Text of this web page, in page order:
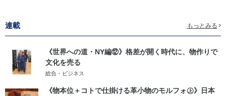
連載 もっとみる
《世界への道・NY編⑫》格差が開く時代に、物作りで
文化を売る
総合・ビジネス
《物本位＋コトで仕掛ける革小物のモルフォ㊤》日本